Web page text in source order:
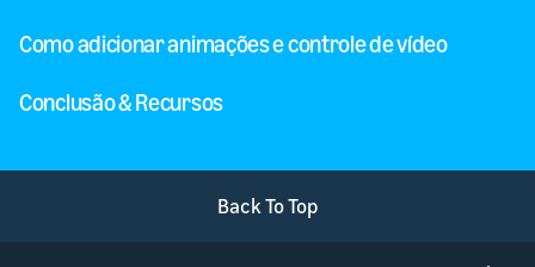
Como adicionar animações e controle de vídeo
Conclusão & Recursos
Back To Top